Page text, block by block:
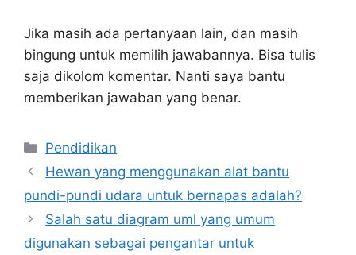
Jika masih ada pertanyaan lain, dan masih
bingung untuk memilih jawabannya. Bisa tulis
saja dikolom komentar. Nanti saya bantu
memberikan jawaban yang benar.
Kategori
Pendidikan
Hewan yang menggunakan alat bantu
pundi-pundi udara untuk bernapas adalah?
Salah satu diagram uml yang umum
digunakan sebagai pengantar untuk